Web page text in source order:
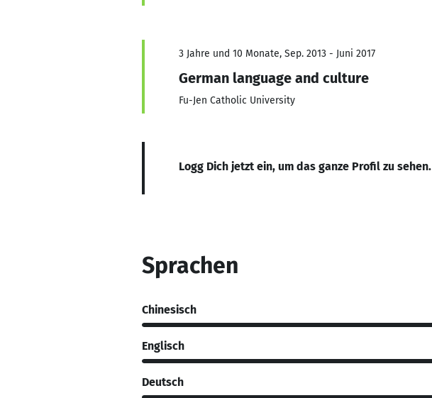
3 Jahre und 10 Monate, Sep. 2013 - Juni 2017
German language and culture
Fu-Jen Catholic University
Logg Dich jetzt ein, um das ganze Profil zu sehen.
Sprachen
Chinesisch
Englisch
Deutsch